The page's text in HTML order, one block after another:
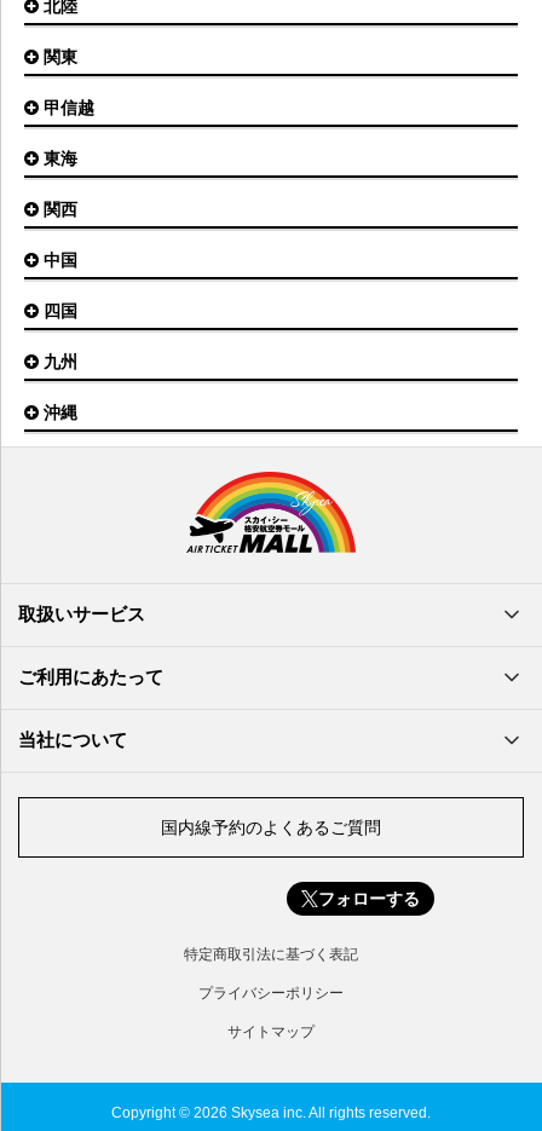
旭川空港
オホーツク紋別空港
釧路空港
稚内空港
とかち帯広空港
根室中標津空港
奥尻空港
利尻空港
仙台空港
青森空港
三沢空港
福島空港
大館能代空港
庄内空港
山形空港
北陸
小松空港
能登空港
関東
東京(羽田)空港
茨城空港
八丈島空港
甲信越
新潟空港
東海
名古屋(中部)空港
静岡空港
関西
大阪(伊丹)空港
神戸空港
南紀白浜空港
但馬空港
中国
広島空港
山口宇部空港
出雲空港
米子空港
四国
松山空港
徳島空港
九州
福岡空港
鹿児島空港
北九州空港
奄美大島空港
徳之島空港
喜界島空港
沖縄
南大東空港
多良間空港
取扱いサービス
ご利用にあたって
当社について
国内線予約のよくあるご質問
フォローする
特定商取引法に基づく表記
プライバシーポリシー
サイトマップ
Copyright © 2026 Skysea inc. All rights reserved.